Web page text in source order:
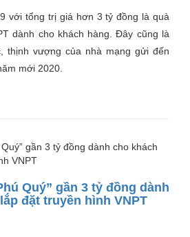
với tổng trị giá hơn 3 tỷ đồng là quà
dành cho khách hàng. Đây cũng là
thịnh vượng của nhà mạng gửi đến
mới 2020.
Quý” gần 3 tỷ đồng dành
đặt truyền hình VNPT